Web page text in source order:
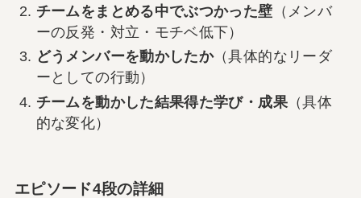
チームをまとめる中でぶつかった壁 （メンバ
ーの反発・対立・モチベ低下）
どうメンバーを動かしたか（具体的なリーダ
ーとしての行動）
チームを動かした結果得た学び・成果（具体
的な変化）
エピソード4段の詳細